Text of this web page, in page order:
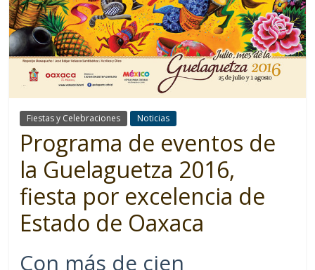
Fiestas y Celebraciones Noticias
Programa de eventos de
la Guelaguetza 2016,
fiesta por excelencia de
Estado de Oaxaca
Con más de cien